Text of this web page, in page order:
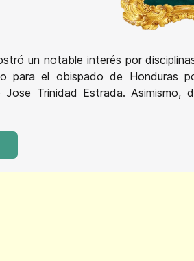
un notable interés por
para el obispado de Honduras
Trinidad Estrada.